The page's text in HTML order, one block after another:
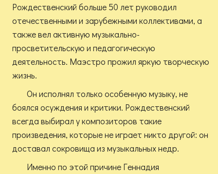
Рождественский больше 50 лет руководил
отечественными и зарубежными коллективами, а
также вел активную музыкально-
просветительскую и педагогическую
деятельность. Маэстро прожил яркую творческую
жизнь.
Он исполнял только особенную музыку, не
боялся осуждения и критики. Рождественский
всегда выбирал у композиторов такие
произведения, которые не играет никто другой: он
доставал сокровища из музыкальных недр.
Именно по этой причине Геннадия